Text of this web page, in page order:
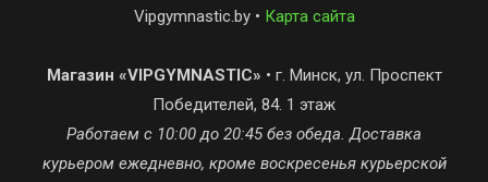
Vipgymnastic.by • Карта сайта
Магазин «VIPGYMNASTIC» • г. Минск, ул. Проспект
Победителей, 84. 1 этаж
Работаем с 10:00 до 20:45 без обеда. Доставка
курьером ежедневно, кроме воскресенья курьерской